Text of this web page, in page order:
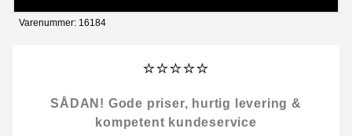
Varenummer: 16184
⭐⭐⭐⭐⭐
SÅDAN! Gode priser, hurtig levering &
kompetent kundeservice